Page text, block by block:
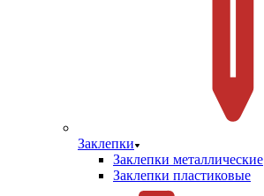
Заклепки
Заклепки металлические
Заклепки пластиковые